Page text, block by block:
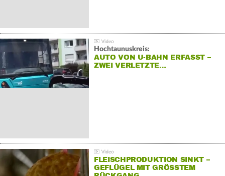
Hochtaunuskreis:
AUTO VON U-BAHN ERFASST –
ZWEI VERLETZTE…
FLEISCHPRODUKTION SINKT –
GEFLÜGEL MIT GRÖSSTEM R